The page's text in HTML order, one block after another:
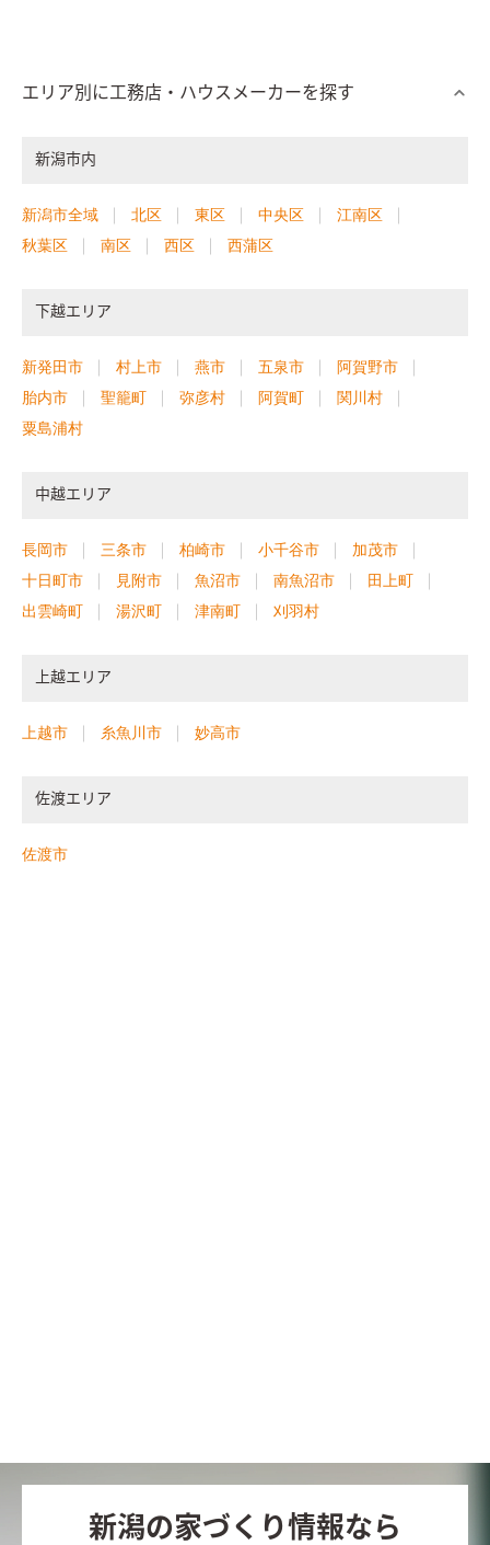
エリア別に工務店・ハウスメーカーを探す
新潟市内
新潟市全域 北区 東区 中央区
江南区
秋葉区
南区 西区 西蒲区
下越エリア
新発田市 村上市 燕市 五泉市
阿賀野市
胎内市
聖籠町 弥彦村 阿賀町
関川村
粟島浦村
中越エリア
長岡市 三条市 柏崎市 小千谷市
加茂市
十日町市
見附市 魚沼市 南魚沼市
田上町
出雲崎町
湯沢町 津南町 刈羽村
上越エリア
上越市 糸魚川市 妙高市
佐渡エリア
佐渡市
新潟の家づくり情報なら